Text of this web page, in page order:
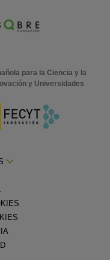
para la Ciencia y la
y Universidades